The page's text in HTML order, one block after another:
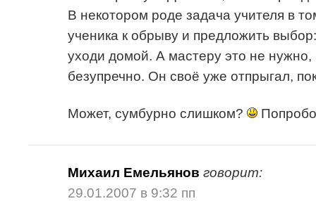
В некотором роде задача учителя в
ученика к обрыву и предложить
уходи домой. А мастеру это не нужно,
безупречно. Он своё уже отпрыгал,
Может, сумбурно слишком?
Михаил Емельянов говорит:
29.01.2007 в 9:32 пп